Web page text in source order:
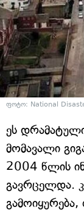
ფოტო: National
ეს
მომავალი
2004 წლის
გავრცელდა.